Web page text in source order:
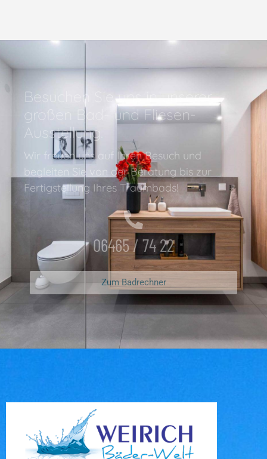
Besuchen Sie uns in unserer
großen Bad- und Fliesen-
Ausstellung.
Wir freuen uns auf Ihren Besuch und
begleiten Sie von der Beratung bis zur
Fertigstellung Ihres Traumbads!
06465 / 74 22
Zum Badrechner